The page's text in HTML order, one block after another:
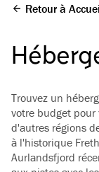
Retour à
Trouvez un
votre budget pour
d'autres régions
à l'historique
Aurlandsfjord